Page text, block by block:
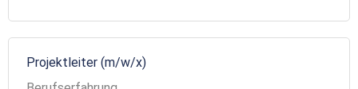
Projektleiter (m/w/x)